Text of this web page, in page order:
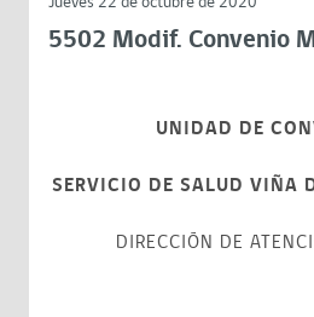
5502 Modif. Convenio
UNIDAD DE
SERVICIO DE SALUD VIÑA
DIRECCIÓN DE